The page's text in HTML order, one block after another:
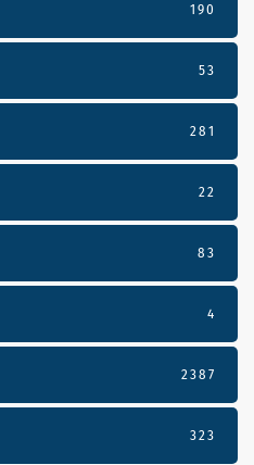
190
53
281
22
83
4
2387
323